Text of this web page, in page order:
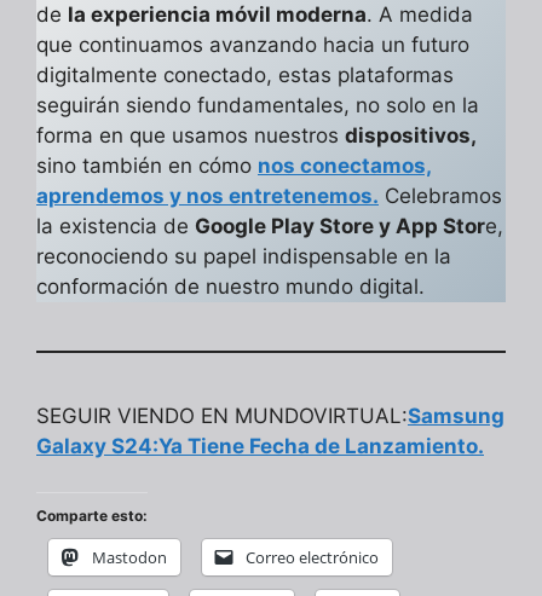
de la experiencia móvil moderna. A medida
que continuamos avanzando hacia un futuro
digitalmente conectado, estas plataformas
seguirán siendo fundamentales, no solo en la
forma en que usamos nuestros dispositivos,
sino también en cómo nos conectamos,
aprendemos y nos entretenemos. Celebramos
la existencia de Google Play Store y App Store,
reconociendo su papel indispensable en la
conformación de nuestro mundo digital.
SEGUIR VIENDO EN MUNDOVIRTUAL:Samsung
Galaxy S24:Ya Tiene Fecha de Lanzamiento.
Comparte esto:
Mastodon Correo electrónico